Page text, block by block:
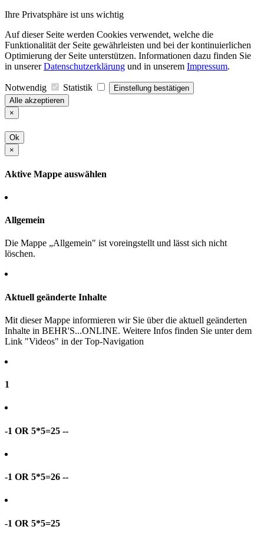
Ihre Privatsphäre ist uns wichtig
Auf dieser Seite werden Cookies verwendet, welche die
Funktionalität der Seite gewährleisten und bei der kontinuierlichen
Optimierung der Seite unterstützen. Informationen dazu finden Sie
in unsererDatenschutzerklärung und in unserem Impressum.
Notwendig Statistik
Einstellung bestätigen
Alle akzeptieren
×
Ok
×
Aktive Mappe auswählen
Allgemein
Die Mappe „Allgemein" ist voreingstellt und lässt sich nicht
löschen.
Aktuell geänderte Inhalte
Mit dieser Mappe informieren wir Sie über die aktuell geänderten
Inhalte in BEHR'S...ONLINE. Weitere Infos finden Sie unter dem
Link "Videos" in der Top-Navigation
1
-1 OR 5*5=25 --
-1 OR 5*5=26 --
-1 OR 5*5=25